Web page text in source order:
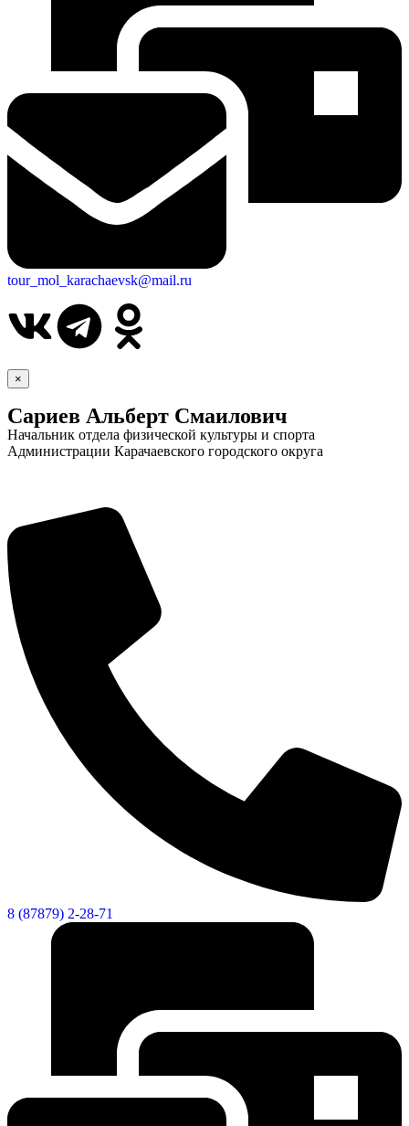
tour_mol_karachaevsk@mail.ru
×
Сариев Альберт Смаилович
Начальник отдела физической культуры и спорта
Администрации Карачаевского городского округа
8 (87879) 2-28-71